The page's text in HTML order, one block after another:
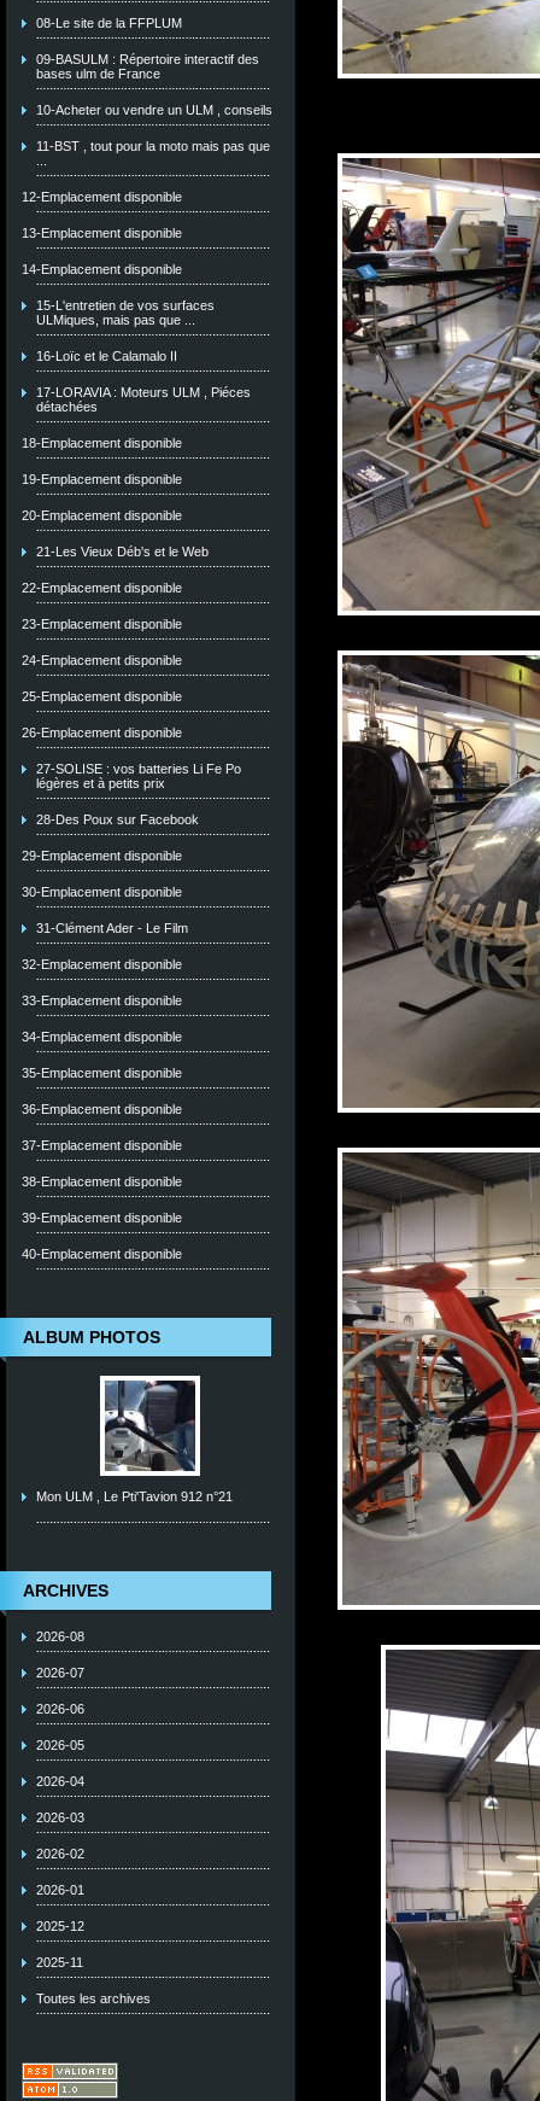
08-Le site de la FFPLUM
09-BASULM : Répertoire interactif des
bases ulm de France
10-Acheter ou vendre un ULM , conseils
11-BST , tout pour la moto mais pas que
12-Emplacement disponible
13-Emplacement disponible
14-Emplacement disponible
15-L'entretien de vos surfaces
ULMiques, mais pas que ...
16-Loïc et le Calamalo II
17-LORAVIA : Moteurs ULM , Piéces
détachées
18-Emplacement disponible
19-Emplacement disponible
20-Emplacement disponible
21-Les Vieux Déb's et le Web
22-Emplacement disponible
23-Emplacement disponible
24-Emplacement disponible
25-Emplacement disponible
26-Emplacement disponible
27-SOLISE : vos batteries Li Fe Po
légères et à petits prix
28-Des Poux sur Facebook
29-Emplacement disponible
30-Emplacement disponible
31-Clément Ader - Le Film
32-Emplacement disponible
33-Emplacement disponible
34-Emplacement disponible
35-Emplacement disponible
36-Emplacement disponible
37-Emplacement disponible
38-Emplacement disponible
39-Emplacement disponible
40-Emplacement disponible
ALBUM PHOTOS
Mon ULM , Le Pti'Tavion 912 n°21
ARCHIVES
2026-08
2026-07
2026-06
2026-05
2026-04
2026-03
2026-02
2026-01
2025-12
2025-11
Toutes les archives